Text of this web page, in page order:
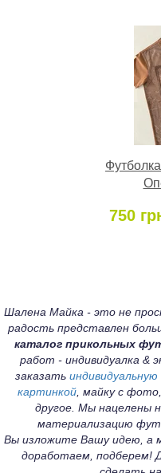
750
Шалена Майка - это не
радость представлен
каталог прикольных
работ - индивидуалка &
заказать
картинкой, майку с фото,
другое. Мы нацелены
материализацию
Вы изложите Вашу идею, а
доработаем, подберем!